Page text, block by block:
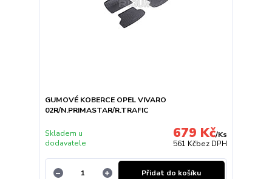
GUMOVÉ KOBERCE OPEL VIVARO
02R/N.PRIMASTAR/R.TRAFIC
679 Kč/Ks
561 Kčbez DPH
Skladem u
dodavatele
Přidat do košíku